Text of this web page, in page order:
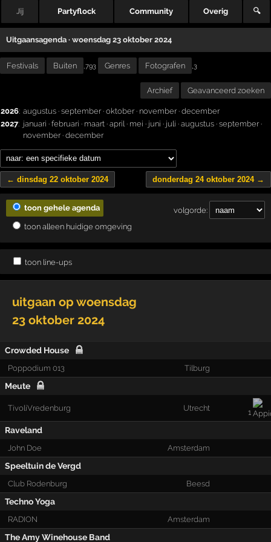
Jij Partyflock Community Overig 🔍
Uitgaansagenda · woensdag 23 oktober 2024
Festivals Buiten ,793 Genres Fotografen ,3
Archief Geavanceerd zoeken
2026: augustus · september· oktober· november· december
2027: januari · februari · maart · april· mei · juni · juli · augustus · september·
november· december
← dinsdag 22 oktober 2024 donderdag 24 oktober 2024 →
volgorde:
toon gehele agenda
toon alleen huidige omgeving
toon line-ups
uitgaan op woensdag
23 oktober 2024
Crowded House
Poppodium 013 Tilburg
Meute
TivoliVredenburg Utrecht 1
Raveland
John Doe Amsterdam
Speeltuin de Vergd
Club Rodenburg Beesd
Techno Yoga
RADION Amsterdam
The Amy Winehouse Band